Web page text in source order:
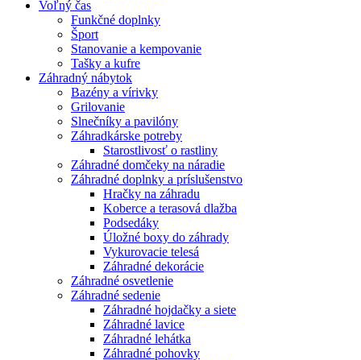
Voľný čas
Funkčné doplnky
Šport
Stanovanie a kempovanie
Tašky a kufre
Záhradný nábytok
Bazény a vírivky
Grilovanie
Slnečníky a pavilóny
Záhradkárske potreby
Starostlivosť o rastliny
Záhradné domčeky na náradie
Záhradné doplnky a príslušenstvo
Hračky na záhradu
Koberce a terasová dlažba
Podsedáky
Úložné boxy do záhrady
Vykurovacie telesá
Záhradné dekorácie
Záhradné osvetlenie
Záhradné sedenie
Záhradné hojdačky a siete
Záhradné lavice
Záhradné lehátka
Záhradné pohovky